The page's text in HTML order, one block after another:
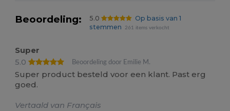
Beoordeling: 5.0
Op basis van 1
stemmen
261 items verkocht
Super
5.0
Beoordeling door Emilie M.
Super product besteld voor een klant. Past erg
goed.
Vertaald van Français